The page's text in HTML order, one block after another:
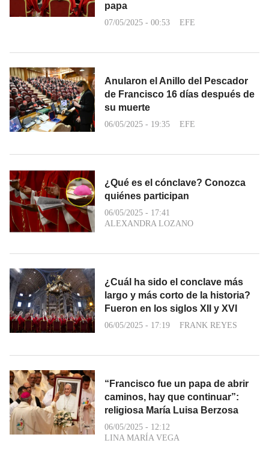
papa
07/05/2025 - 00:53 EFE
Anularon el Anillo del Pescador
de Francisco 16 días después de
su muerte
06/05/2025 - 19:35 EFE
¿Qué es el cónclave? Conozca
quiénes participan
06/05/2025 - 17:41
ALEXANDRA LOZANO
¿Cuál ha sido el conclave más
largo y más corto de la historia?
Fueron en los siglos XII y XVI
06/05/2025 - 17:19 FRANK REYES
“Francisco fue un papa de abrir
caminos, hay que continuar”:
religiosa María Luisa Berzosa
06/05/2025 - 12:12
LINA MARÍA VEGA